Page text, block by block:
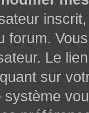
forum.
Le
sur
système